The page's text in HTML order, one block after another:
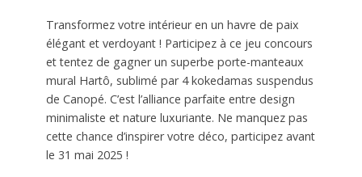
Transformez votre intérieur en un havre de paix
élégant et verdoyant ! Participez à ce jeu concours
et tentez de gagner un superbe porte-manteaux
mural Hartô, sublimé par 4 kokedamas suspendus
de Canopé. C’est l’alliance parfaite entre design
minimaliste et nature luxuriante. Ne manquez pas
cette chance d’inspirer votre déco, participez avant
le 31 mai 2025 !